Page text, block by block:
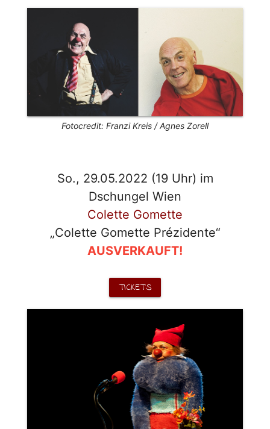
Fotocredit: Franzi Kreis / Agnes Zorell
So., 29.05.2022 (19 Uhr) im
Dschungel Wien
Colette Gomette
„Colette Gomette Prézidente“
AUSVERKAUFT!
TICKETS